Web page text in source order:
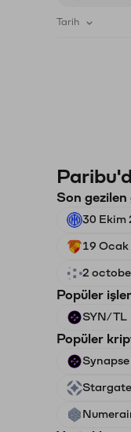
Tarih
Son
30 Ekim
19 Ocak
2
Popüler
SYN/TL
Popüler
Synapse